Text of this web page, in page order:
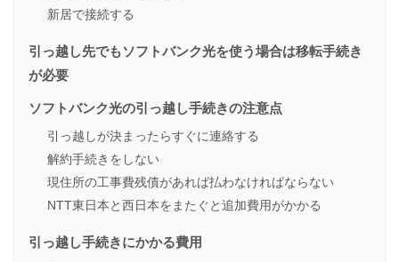
新居で接続する
引っ越し先でもソフトバンク光を使う場合は移転手続き
が必要
ソフトバンク光の引っ越し手続きの注意点
引っ越しが決まったらすぐに連絡する
解約手続きをしない
現住所の工事費残債があれば払わなければならない
NTT東日本と西日本をまたぐと追加費用がかかる
引っ越し手続きにかかる費用